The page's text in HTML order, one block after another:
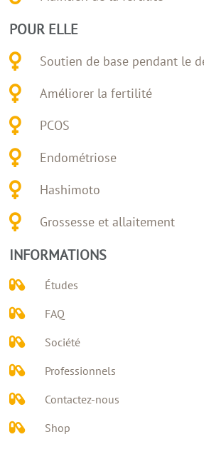
POUR ELLE
Soutien de base pendant le
Améliorer la fertilité
PCOS
Endométriose
Hashimoto
Grossesse et allaitement
INFORMATIONS
Études
FAQ
Société
Professionnels
Contactez-nous
Shop